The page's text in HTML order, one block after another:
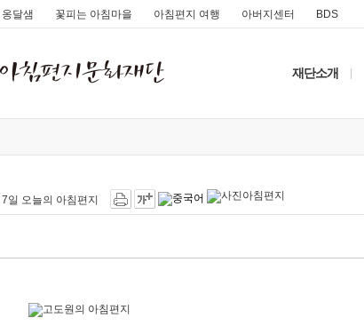
달샘 꽃피는 아침마을 아침편지 여행 아버지센터 BDS
재단소개
일 오늘의 아침편지